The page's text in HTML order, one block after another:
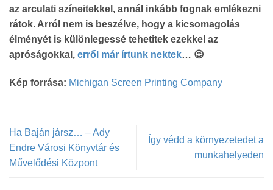
az arculati színeitekkel, annál inkább fognak emlékezni
rátok. Arról nem is beszélve, hogy a kicsomagolás
élményét is különlegessé tehetitek ezekkel az
apróságokkal, erről már írtunk nektek… 😉
Kép forrása: Michigan Screen Printing Company
Ha Baján jársz… – Ady
Endre Városi Könyvtár és
Művelődési Központ
Így védd a környezetedet a
munkahelyeden